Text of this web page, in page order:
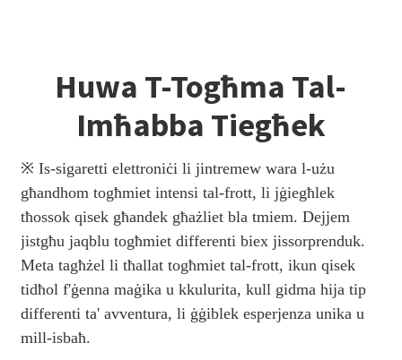
Huwa T-Togħma Tal-
Imħabba Tiegħek
※ Is-sigaretti elettroniċi li jintremew wara l-użu
għandhom togħmiet intensi tal-frott, li jġiegħlek
tħossok qisek għandek għażliet bla tmiem. Dejjem
jistgħu jaqblu togħmiet differenti biex jissorprenduk.
Meta tagħżel li tħallat togħmiet tal-frott, ikun qisek
tidħol f'ġenna maġika u kkulurita, kull gidma hija tip
differenti ta' avventura, li ġġiblek esperjenza unika u
mill-isbaħ.